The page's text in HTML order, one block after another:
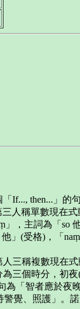
「If..., then...」
人稱單數現在式
」，主詞為「so
」(受格)，「
人三稱複數現在
個時分，初夜
句為「智者應於
覺、照護」。